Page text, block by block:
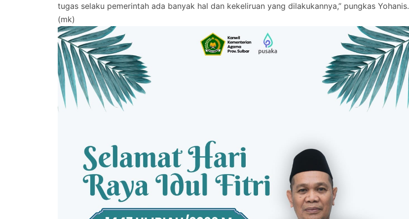
tugas selaku pemerintah ada banyak hal dan kekeliruan yang dilakukannya,” pungkas Yohanis.
(mk)